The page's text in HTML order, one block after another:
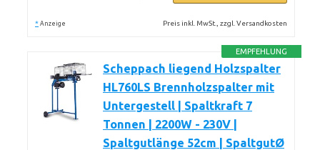
* Anzeige Preis inkl. MwSt., zzgl. Versandkosten
EMPFEHLUNG
Scheppach liegend Holzspalter
HL760LS Brennholzspalter mit
Untergestell | Spaltkraft 7
Tonnen | 2200W - 230V |
Spaltgutlänge 52cm | SpaltgutØ